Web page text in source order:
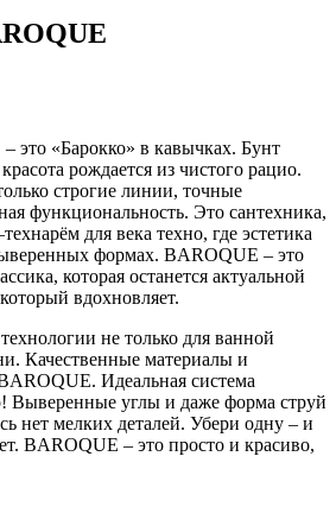
это «Барокко» в кавычках. Бунт
рождается из чистого рацио.
строгие линии, точные
функциональность. Это сантехника,
для века техно, где эстетика
формах. BAROQUE – это
которая останется актуальной
вдохновляет.
не только для ванной
Качественные материалы и
Идеальная система
Выверенные углы и даже форма струй
нет мелких деталей. Убери одну – и
BAROQUE – это просто и красиво,